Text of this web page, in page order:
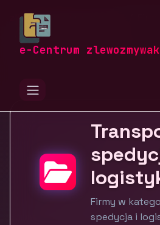
e-Centrum
zlewozmywaki-krosch.pl
Motoryzacja i transport
Transport, spedycja i
Firmy w
spedycja i